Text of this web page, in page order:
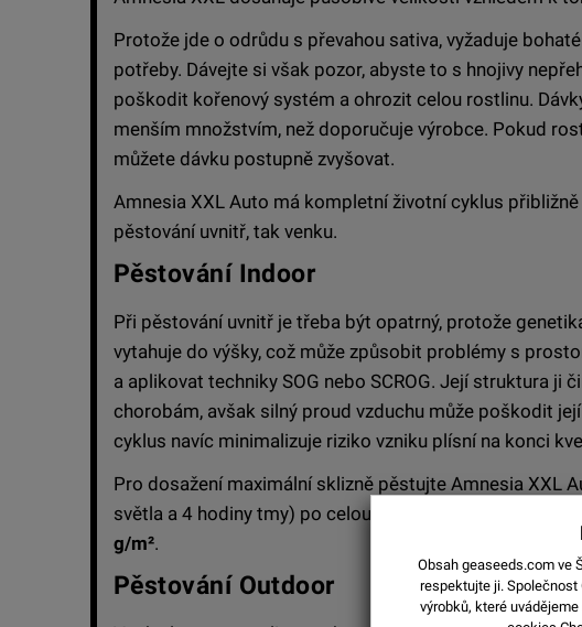
Protože jde o odrůdu s převahou sativa, vyžaduje
potřeby. Dávejte si však pozor, abyste to s hnojivy
poškodit kořenový systém a ohrozit celou rostlinu.
menším množstvím, než doporučuje výrobce. Pokud
můžete dávku postupně zvyšovat.
Amnesia XXL Auto má kompletní životní cyklus přibližně
pěstování uvnitř, tak venku.
Pěstování Indoor
Při pěstování uvnitř je třeba být opatrný, protože
vytahuje do výšky, což může způsobit problémy s
a aplikovat techniky SOG nebo SCROG. Její struktura ji
chorobám, avšak silný proud vzduchu může poškodit
cyklus navíc minimalizuje riziko vzniku plísní na konci
Pro dosažení maximální sklizně pěstujte Amnesia XXL
světla a 4 hodiny tmy) po celou dobu růstu. Za ideálních
g/m².
Pěstování Outdoor
Obsah geaseeds.com ve
respektujte ji. Společnost
výrobků, které